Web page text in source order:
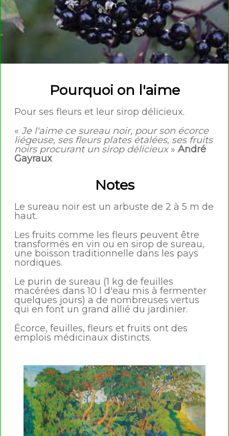
Pourquoi on l'aime
Pour ses fleurs et leur sirop délicieux.
« Je l'aime ce sureau noir, pour son écorce
liégeuse, ses fleurs plates étalées, ses fruits
noirs procurant un sirop délicieux » André
Gayraux
Notes
Le sureau noir est un arbuste de 2 à 5 m de
haut.
Les fruits comme les fleurs peuvent être
transformés en vin ou en sirop de sureau,
une boisson traditionnelle dans les pays
nordiques.
Le purin de sureau (1 kg de feuilles
macérées dans 10 l d'eau mis à fermenter
quelques jours) a de nombreuses vertus
qui en font un grand allié du jardinier.
Écorce, feuilles, fleurs et fruits ont des
emplois médicinaux distincts.